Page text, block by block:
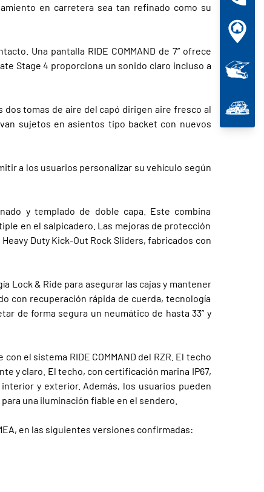
en carretera sea tan refinado como su
Una pantalla RIDE COMMAND de 7” ofrece
Stage 4 proporciona un sonido claro incluso a
tomas de aire del capó dirigen aire fresco al
sujetos en asientos tipo backet con nuevos
a los usuarios personalizar su vehículo según
y templado de doble capa. Este combina
en el salpicadero. Las mejoras de protección
Duty Kick-Out Rock Sliders, fabricados con
Lock & Ride para asegurar las cajas y mantener
con recuperación rápida de cuerda, tecnología
de forma segura un neumático de hasta 33” y
el sistema RIDE COMMAND del RZR. El techo
y claro. El techo, con certificación marina IP67,
y exterior. Además, los usuarios pueden
una iluminación fiable en el sendero.
en las siguientes versiones confirmadas: